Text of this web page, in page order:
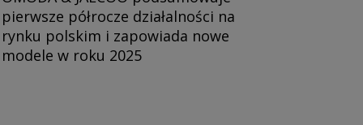
pierwsze półrocze działalności na
rynku polskim i zapowiada nowe
modele w roku 2025